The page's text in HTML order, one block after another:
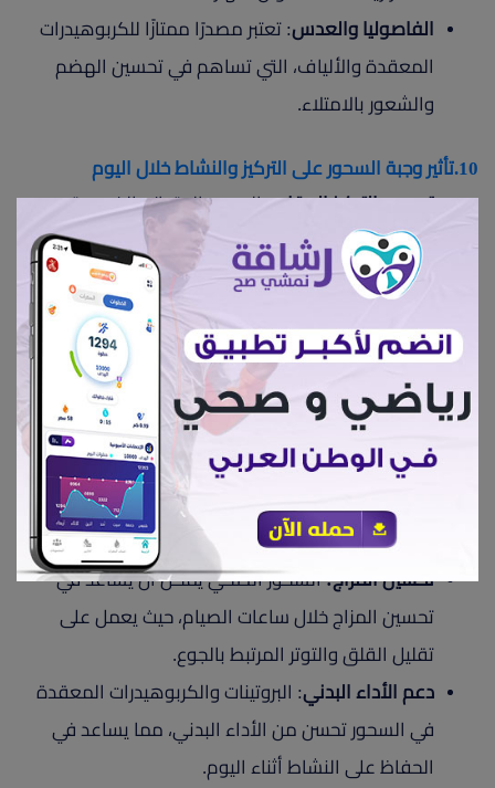
الفاصوليا والعدس: تعتبر مصدرًا ممتازًا للكربوهيدرات
المعقدة والألياف، التي تساهم في تحسين الهضم
والشعور بالامتلاء.
10.تأثير وجبة السحور على التركيز والنشاط خلال اليوم
تحسين التركيز العقلي:السحور المتوازن الذي يحتوي
على البروتين والكربوهيدرات المعقدة يساعد في
الحفاظ على مستويات السكر في الدم مستقرة، مما
يعزز القدرة على التركيز ويقلل من الشعور بالتعب.
دعم الطاقة المستدامة: الأطعمة الغنية بالألياف
والبروتين تمنح الجسم طاقة مستمرة طوال اليوم، مما
يحسن الأداء العقلي والبدني.
تقليل الشعور بالتعب والخمول
: تناول وجبة سحور صحية
يساعد في تجنب الشعور بالخمول الذي قد يحدث نتيجة
الجوع أو انخفاض مستوى السكر في الدم.
تحسين المزاج:السحور الصحي يمكن أن يساعد في
تحسين المزاج خلال ساعات الصيام، حيث يعمل على
تقليل القلق والتوتر المرتبط بالجوع.
دعم الأداء البدني: البروتينات والكربوهيدرات المعقدة
في السحور تحسن من الأداء البدني، مما يساعد في
الحفاظ على النشاط أثناء اليوم.